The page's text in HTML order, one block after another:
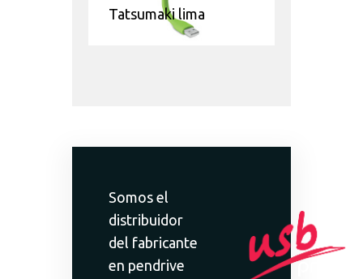
Tatsumaki lima
Somos el
distribuidor
del fabricante
en pendrive